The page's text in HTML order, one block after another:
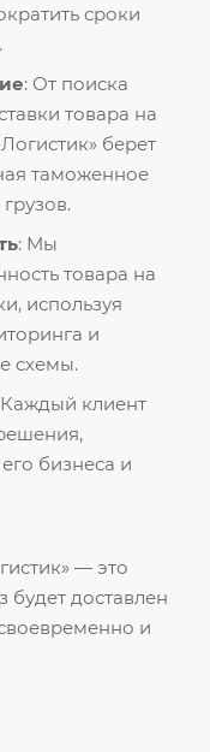
сроки
: От поиска
товара на
берет
таможенное
: Мы
товара на
используя
и
схемы.
Каждый клиент
бизнеса и
— это
будет доставлен
и